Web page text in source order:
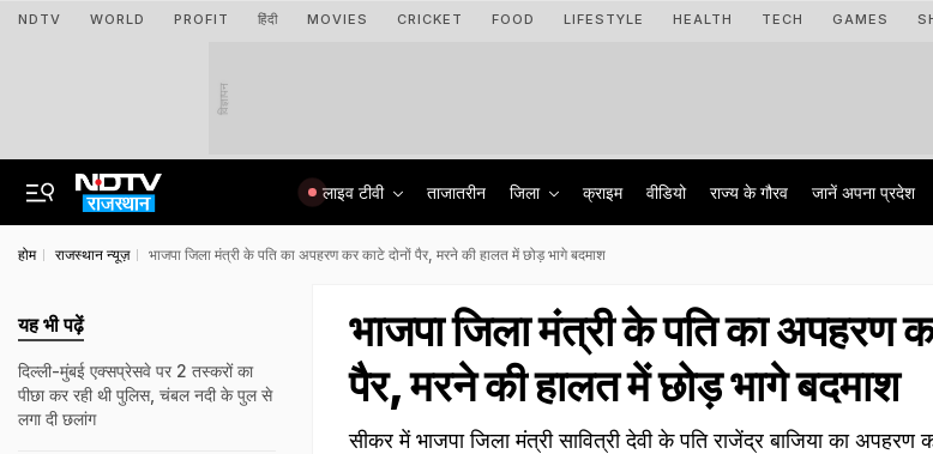
NDTV WORLD PROFIT हिंदी MOVIES CRICKET FOOD LIFESTYLE HEALTH TECH GAMES
विज्ञापन
लाइव टीवी ताजातरीन जिला क्राइम वीडियो राज्‍य के गौरव जानें अपना प्रदेश
होम राजस्थान न्यूज़ भाजपा जिला मंत्री के पति का अपहरण कर काटे दोनों पैर, मरने की हालत में छोड़ भागे बदमाश
भाजपा जिला मंत्री के पति का अपहरण
पैर, मरने की हालत में छोड़ भागे बदमाश
सीकर में भाजपा जिला मंत्री सावित्री देवी के पति राजेंद्र बाजिया का
यह भी पढ़ें
दिल्ली-मुंबई एक्सप्रेसवे पर 2 तस्करों का
पीछा कर रही थी पुलिस, चंबल नदी के पुल से
लगा दी छलांग